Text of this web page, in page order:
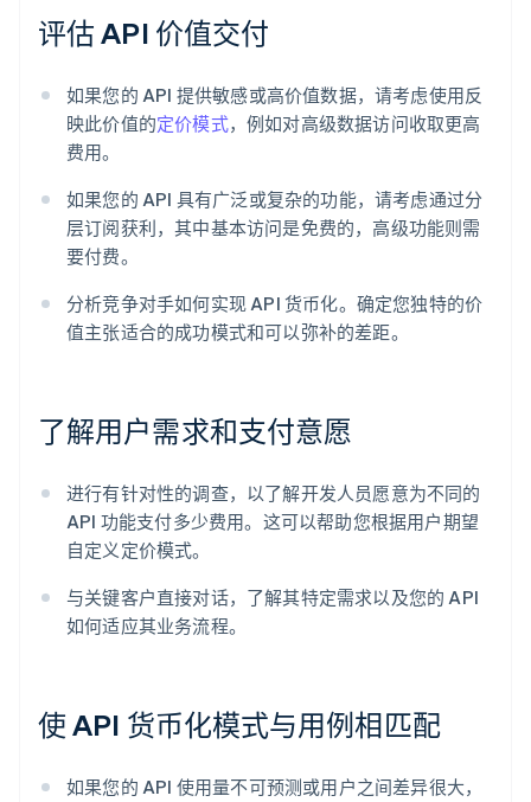
评估 API 价值交付
如果您的 API 提供敏感或高价值数据，请考虑使用反
映此价值的定价模式，例如对高级数据访问收取更高
费用。
如果您的 API 具有广泛或复杂的功能，请考虑通过分
层订阅获利，其中基本访问是免费的，高级功能则需
要付费。
分析竞争对手如何实现 API 货币化。确定您独特的价
值主张适合的成功模式和可以弥补的差距。
了解用户需求和支付意愿
进行有针对性的调查，以了解开发人员愿意为不同的
API 功能支付多少费用。这可以帮助您根据用户期望
自定义定价模式。
与关键客户直接对话，了解其特定需求以及您的 API
如何适应其业务流程。
使 API 货币化模式与用例相匹配
如果您的 API 使用量不可预测或用户之间差异很大，